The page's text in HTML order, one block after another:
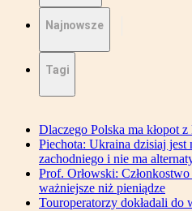
Najnowsze
Tagi
Dlaczego Polska ma kłopot
Piechota: Ukraina dzisiaj jest
zachodniego i nie ma
Prof. Orłowski:
ważniejsze niż pieniądze
Touroperatorzy dokładali do